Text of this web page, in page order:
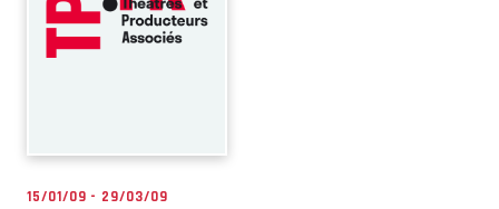
15/01/09 - 29/03/09